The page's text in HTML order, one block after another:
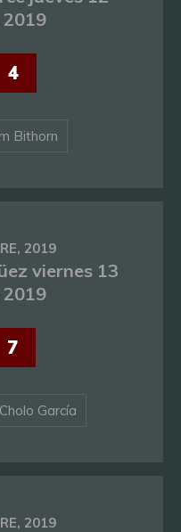
4
Bithorn
2019
viernes 13
7
García
2019